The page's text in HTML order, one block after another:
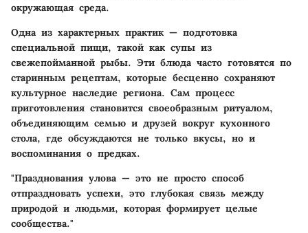
окружающая среда.
Одна из характерных практик — подготовка
специальной пищи, такой как супы из
свежепойманной рыбы. Эти блюда часто готовятся по
старинным рецептам, которые бесценно сохраняют
культурное наследие региона. Сам процесс
приготовления становится своеобразным ритуалом,
объединяющим семью и друзей вокруг кухонного
стола, где обсуждаются не только вкусы, но и
воспоминания о предках.
"Празднования улова — это не просто способ
отпраздновать успехи, это глубокая связь между
природой и людьми, которая формирует целые
сообщества."